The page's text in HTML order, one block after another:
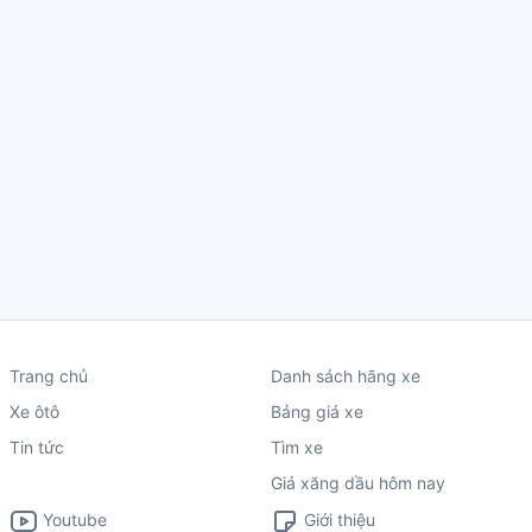
Trang chủ
Xe ôtô
Tin tức
Danh sách hãng xe
Bảng giá xe
Tìm xe
Giá xăng dầu hôm nay
Youtube
Giới thiệu